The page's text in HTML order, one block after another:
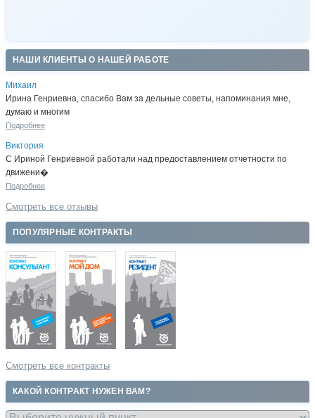
НАШИ КЛИЕНТЫ О НАШЕЙ РАБОТЕ
Михаил
Ирина Генриевна, спасибо Вам за дельные советы, напоминания мне,
думаю и многим
Подробнее
Виктория
С Ириной Генриевной работали над предоставлением отчетности по
движени�
Подробнее
Смотреть все отзывы
ПОПУЛЯРНЫЕ КОНТРАКТЫ
Смотреть все контракты
КАКОЙ КОНТРАКТ НУЖЕН ВАМ?